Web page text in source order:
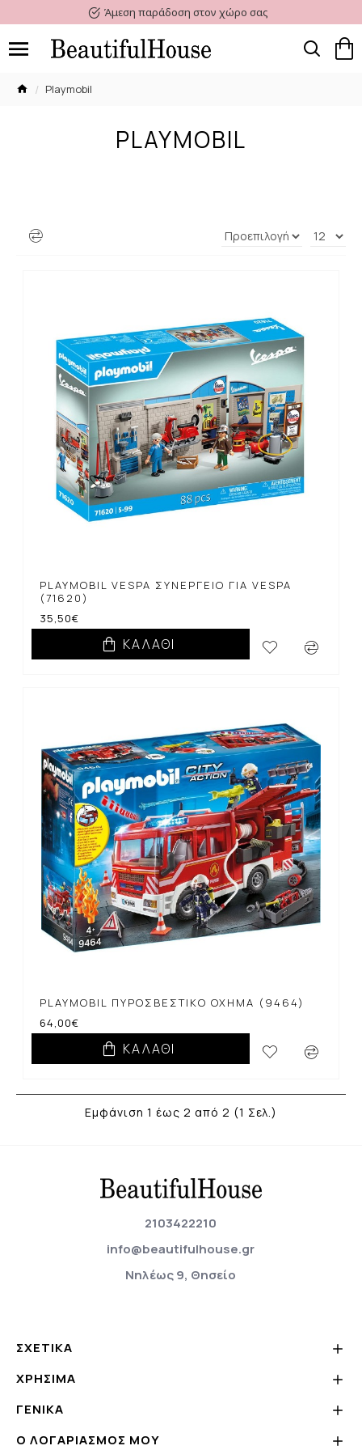
Άμεση παράδοση στον χώρο σας
Playmobil
PLAYMOBIL
PLAYMOBIL VESPA ΣΥΝΕΡΓΕΊΟ ΓΙΑ VESPA
(71620)
35,50€
ΚΑΛΆΘΙ
PLAYMOBIL ΠΥΡΟΣΒΕΣΤΙΚΌ ΌΧΗΜΑ (9464)
64,00€
ΚΑΛΆΘΙ
Εμφάνιση 1 έως 2 από 2 (1 Σελ.)
2103422210
info@beautifulhouse.gr
Νηλέως 9, Θησείο
ΣΧΕΤΙΚΆ
ΧΡΗΣΙΜΑ
ΓΕΝΙΚΆ
Ο ΛΟΓΑΡΙΑΣΜΌΣ ΜΟΥ